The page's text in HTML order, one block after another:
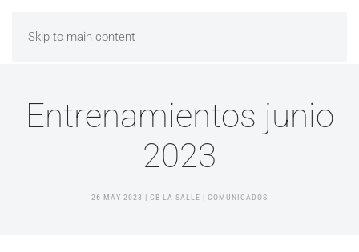
Skip to main content
Entrenamientos junio
2023
26 MAY 2023 | CB LA SALLE | COMUNICADOS